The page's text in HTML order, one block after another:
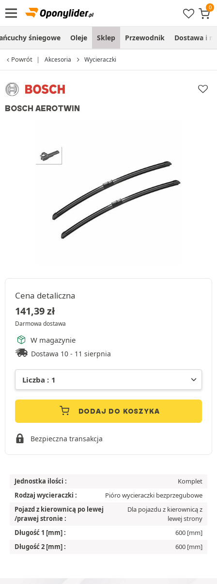
śniegowe Oleje Sklep Przewodnik Dostawa i
Powrót Akcesoria Wycieraczki
BOSCH AEROTWIN
Cena detaliczna
141,39zł
Darmowa dostawa
W magazynie
Dostawa 10 - 11 sierpnia
DODAJ DO KOSZYKA
Bezpieczna transakcja
Jednostka ilości :
Komplet
Rodzaj wycieraczki :
Pióro wycieraczki bezprzegubowe
Pojazd z kierownicą po lewej
/prawej stronie :
Dla pojazdu z kierownicą z
lewej strony
Długość 1 [mm] :
600 [mm]
Długość 2 [mm] :
600 [mm]